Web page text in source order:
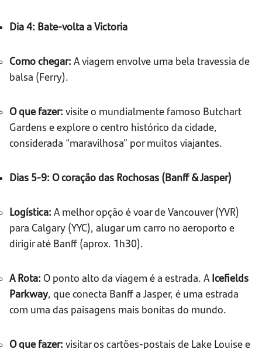
Dia 4: Bate-volta a Victoria
Como chegar: A viagem envolve uma bela travessia de
balsa (Ferry).
O que fazer: visite o mundialmente famoso Butchart
Gardens e explore o centro histórico da cidade,
considerada “maravilhosa” por muitos viajantes.
Dias 5-9: O coração das Rochosas (Banff & Jasper)
Logística: A melhor opção é voar de Vancouver (YVR)
para Calgary (YYC), alugar um carro no aeroporto e
dirigir até Banff (aprox. 1h30).
A Rota: O ponto alto da viagem é a estrada. A Icefields
Parkway, que conecta Banff a Jasper, é uma estrada
com uma das paisagens mais bonitas do mundo.
O que fazer: visitar os cartões-postais de Lake Louise e